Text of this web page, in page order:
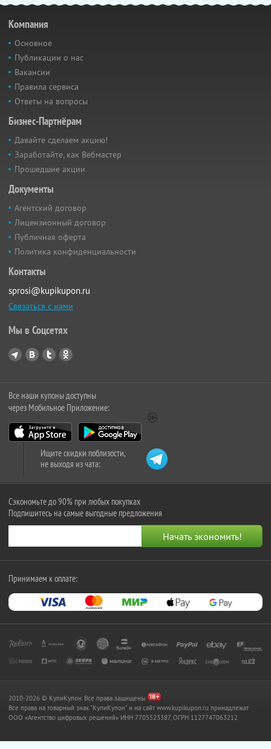
Компания
Основное
Публикации о нас
Вакансии
Правила сервиса
Ответы на вопросы
Бизнес-Партнёрам
Давайте сделаем акцию!
Заработайте, как Вебмастер
Прошедшие акции
Документы
Агентский договор
Лицензионный договор
Публичная оферта
Политика конфиденциальности
Контакты
sprosi@kupikupon.ru
Связаться с нами
Мы в Соцсетях
Все наши купоны доступны
через Мобильное Приложение:
Ищите скидки поблизости,
не выходя из чата:
Сэкономьте до 90% при любых покупках
Подпишитесь на самые выгодные предложения
Принимаем к оплате:
2010-2026 © КупиКупон. Все права защищены.
Все права на товарный знак "КупиКупон" и на сайт www.kupikupon.ru принадлежат
OOO «Агентство цифровых решений» ИНН 7705523387, ОГРН 1127747063212